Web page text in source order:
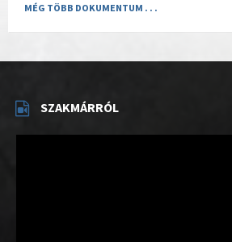
MÉG TÖBB DOKUMENTUM . . .
SZAKMÁRRÓL